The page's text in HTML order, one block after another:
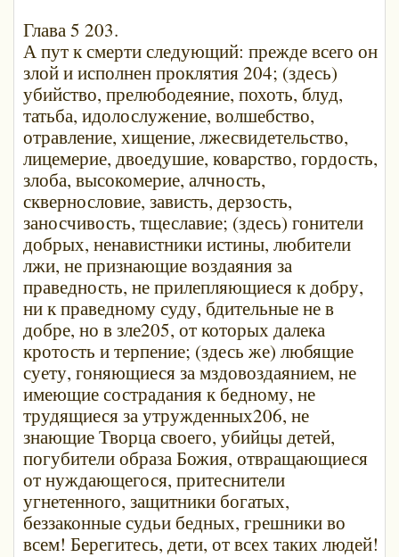
Глава 5 203.
А пут к смерти следующий: прежде всего он
злой и исполнен проклятия 204; (здесь)
убийство, прелюбодеяние, похоть, блуд,
татьба, идолослужение, волшебство,
отравление, хищение, лжесвидетельство,
лицемерие, двоедушие, коварство, гордость,
злоба, высокомерие, алчность,
сквернословие, зависть, дерзость,
заносчивость, тщеславие; (здесь) гонители
добрых, ненавистники истины, любители
лжи, не признающие воздаяния за
праведность, не прилепляющиеся к добру,
ни к праведному суду, бдительные не в
добре, но в зле205, от которых далека
кротость и терпение; (здесь же) любящие
суету, гоняющиеся за мздовоздаянием, не
имеющие сострадания к бедному, не
трудящиеся за утружденных206, не
знающие Творца своего, убийцы детей,
погубители образа Божия, отвращающиеся
от нуждающегося, притеснители
угнетенного, защитники богатых,
беззаконные судьи бедных, грешники во
всем! Берегитесь, дети, от всех таких людей!